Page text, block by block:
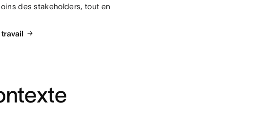
des stakeholders, tout en